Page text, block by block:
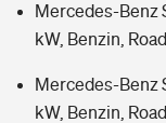
Mercedes-Benz
kW, Benzin,
Mercedes-Benz
kW, Benzin,